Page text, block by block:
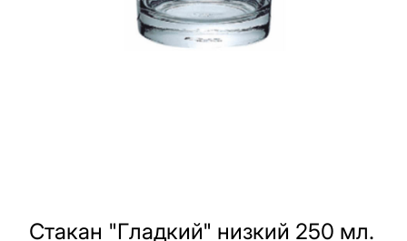
Стакан "Гладкий" низкий 250 мл.